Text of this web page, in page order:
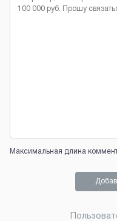
Максимальная длина